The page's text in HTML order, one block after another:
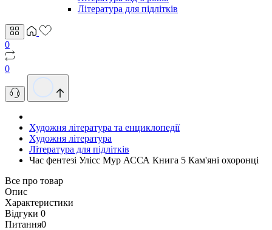
Література для підлітків
0
0
Художня література та енциклопедії
Художня література
Література для підлітків
Час фентезі Улісс Мур АССА Книга 5 Кам'яні охоронці
Все про товар
Опис
Характеристики
Відгуки 0
Питання0